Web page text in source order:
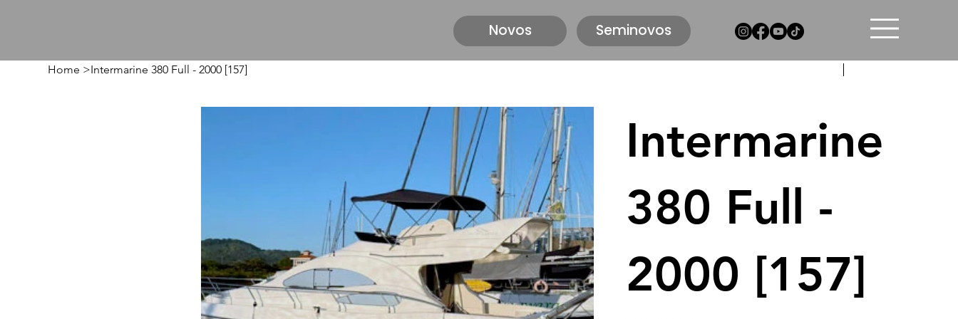
Novos Seminovos
Home >Intermarine 380 Full - 2000 [157]
Intermarine
380 Full -
2000 [157]